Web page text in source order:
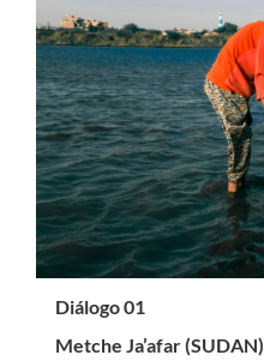
Diálogo 01
Metche Ja’afar (SUDAN)